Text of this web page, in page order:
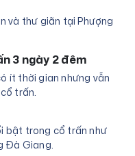
và thư giãn tại Phượng
3 ngày 2 đêm
ít thời gian nhưng vẫn
trấn.
bật trong cổ trấn như
Đà Giang.